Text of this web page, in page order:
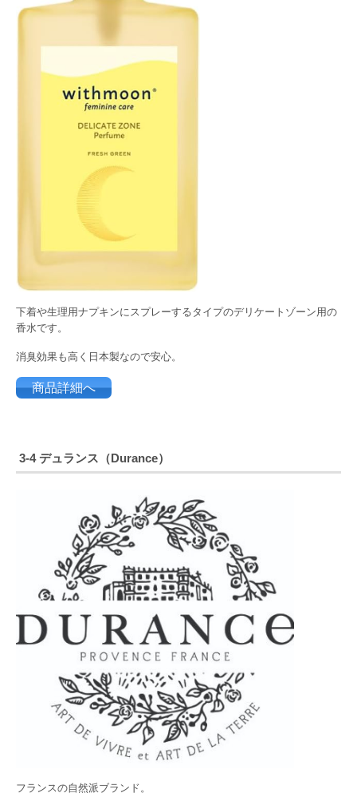
下着や生理用ナプキンにスプレーするタイプのデリケートゾーン用の
香水です。
消臭効果も高く日本製なので安心。
商品詳細へ
3-4 デュランス（Durance）
フランスの自然派ブランド。